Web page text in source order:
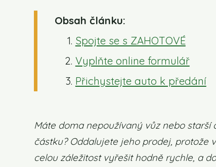
Obsah článku:
Spojte se s ZAHOTOVÉ
Vyplňte online formulář
Přichystejte auto k předání
Máte doma nepoužívaný vůz nebo
částku? Oddalujete jeho prodej, protože
celou záležitost vyřešit hodně rychle, a